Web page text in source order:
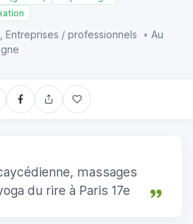
Entreprises / professionnels • Au
massages
du rire à Paris 17e